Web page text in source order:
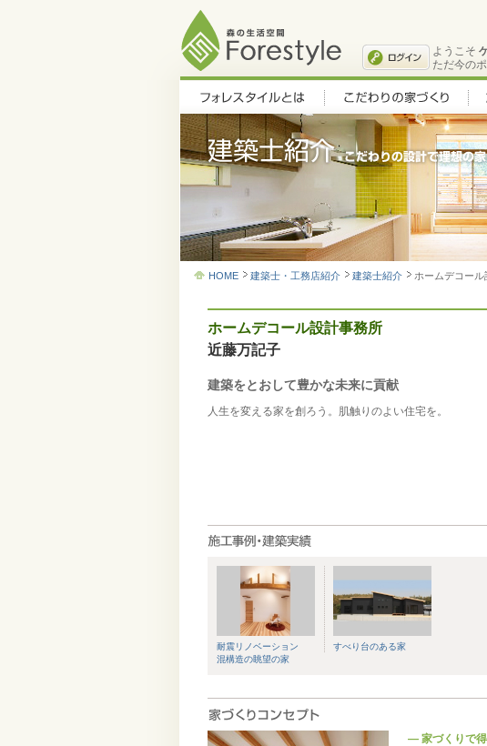
ようこそ
ただ今の
HOME 建築士・工務店紹介 建築士紹介 ホームデコール
ホームデコール設計事務所
近藤万記子
建築をとおして豊かな未来に貢献
人生を変える家を創ろう。肌触りのよい住宅を。
耐震リノベーション
混構造の眺望の家
すべり台のある家
― 家づくりで